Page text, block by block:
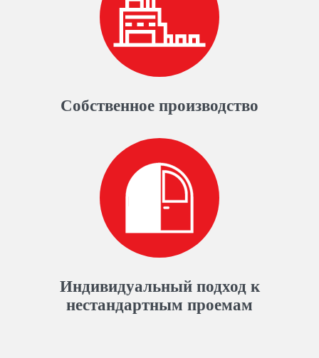
Собственное производство
Индивидуальный подход к
нестандартным проемам